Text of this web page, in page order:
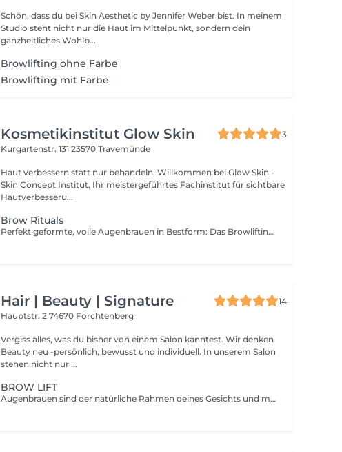
Schön, dass du bei Skin Aesthetic by Jennifer Weber bist. In meinem
Studio steht nicht nur die Haut im Mittelpunkt, sondern dein
ganzheitliches Wohlb...
Browlifting ohne Farbe
Browlifting mit Farbe
Kosmetikinstitut Glow Skin
3
Kurgartenstr. 13123570 Travemünde
Haut verbessern statt nur behandeln. Willkommen bei Glow Skin -
Skin Concept Institut, Ihr meistergeführtes Fachinstitut für sichtbare
Hautverbesseru...
Brow Rituals
Perfekt geformte, volle Augenbrauen in Bestform: Das Browlifting hebt die Härchen sanft an und sorgt für eine harmonische, ausdrucksstarke Kontur. Für ein gepflegten Look, der den ganzen Tag hält.
Hair | Beauty | Signature
14
Hauptstr. 274670 Forchtenberg
Vergiss alles, was du bisher von einem Salon kanntest. Wir denken
Beauty neu -persönlich, bewusst und individuell. In unserem Salon
stehen nicht nur ...
BROW LIFT
Augenbrauen sind der natürliche Rahmen deines Gesichts und machen den Unterschied zwischen gut und wow. Mit unserem Brow Lifting bringen wir deine Brauen sanft in Form und fixieren sie so, dass sie voller, gleichmäßiger und ausdrucksstärker wirken. Das Ergebnis: ein wacher, frischer Blick, der begeistert ohne tägliches Nachzeichnen oder Gel. Perfekt, wenn du dir gepflegte Leichtigkeit wünschst, die den ganzen Tag hält. Für Frauen, die natürliche Schönheit betonen wollen, ohne künstlich zu wirken. Ein kleines Extra mit großer Wirkung dezent, aber sichtbar.